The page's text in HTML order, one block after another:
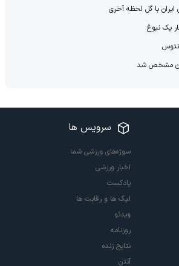
با گل لحظه آخری
یک نبوغ
مشخص شد
سرویس ها
سوژه‌های ورزشی شما
اخبار ورزشی
پادکست
لیگ ها و رقابت ها
ویدئو
روزنامه
نتایج زنده
آنتن